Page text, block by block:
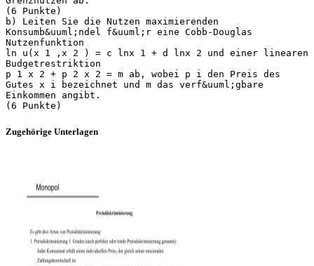
(6 Punkte)
b) Leiten Sie die Nutzen maximierenden
Konsumb&uuml;ndel f&uuml;r eine Cobb-Douglas
Nutzenfunktion
ln u(x 1 ,x 2 ) = c lnx 1 + d lnx 2 und einer linearen
Budgetrestriktion
p 1 x 2 + p 2 x 2 = m ab, wobei p i den Preis des
Gutes x i bezeichnet und m das verf&uuml;gbare
Einkommen angibt.
Zugehörige Unterlagen